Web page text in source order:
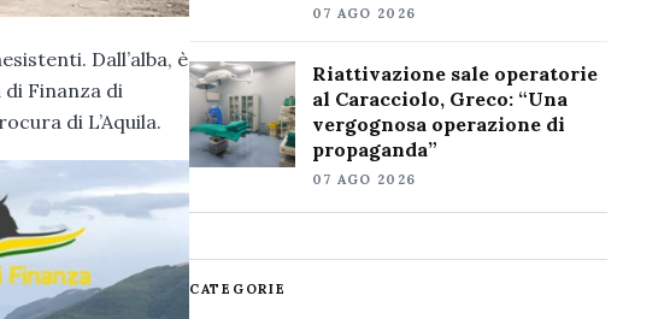
Dall’alba, è
Finanza di
di L’Aquila.
07 AGO 2026
Riattivazione sale operatorie
al Caracciolo, Greco: “Una
vergognosa operazione di
propaganda”
07 AGO 2026
CATEGORIE